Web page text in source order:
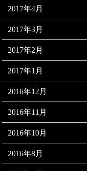
2017年4月
2017年3月
2017年2月
2017年1月
2016年12月
2016年11月
2016年10月
2016年8月